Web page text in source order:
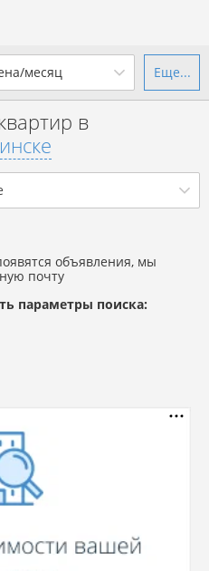
4+
месяц
до
Еще...
в
объявления, мы
почту
параметры поиска:
-г. Минск?
Выбрать город